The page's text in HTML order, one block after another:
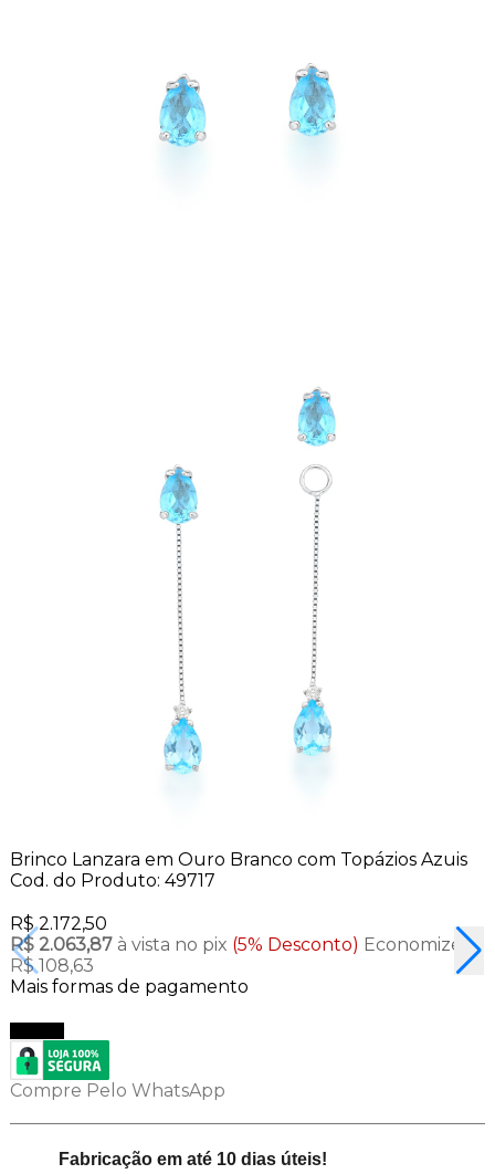
Brinco Lanzara em Ouro Branco com Topázios Azuis
Cod. do Produto: 49717
R$ 2.172,50
R$ 2.063,87 à vista no pix (5% Desconto) Economize
R$ 108,63
Mais formas de pagamento
Compre Pelo WhatsApp
Fabricação em até 10 dias úteis!